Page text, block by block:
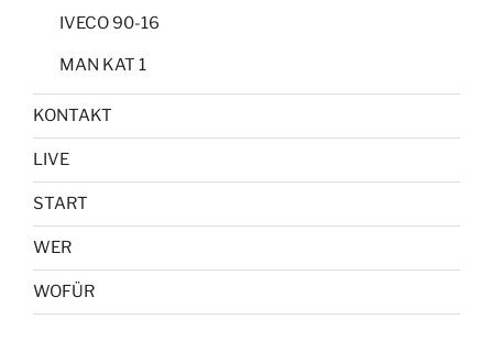
IVECO 90-16
MAN KAT 1
KONTAKT
LIVE
START
WER
WOFÜR